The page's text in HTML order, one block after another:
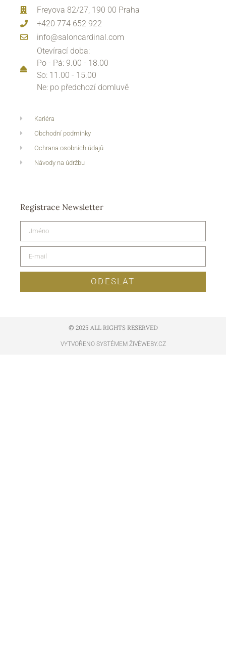
Freyova 82/27, 190 00 Praha
+420 774 652 922
info@saloncardinal.com
Otevírací doba:
Po - Pá: 9.00 - 18.00
So: 11.00 - 15.00
Ne: po předchozí domluvě
Kariéra
Obchodní podmínky
Ochrana osobních údajů
Návody na údržbu
Registrace Newsletter
ODESLAT
© 2025 ALL RIGHTS RESERVED​
VYTVOŘENO SYSTÉMEM ŽIVÉWEBY.CZ